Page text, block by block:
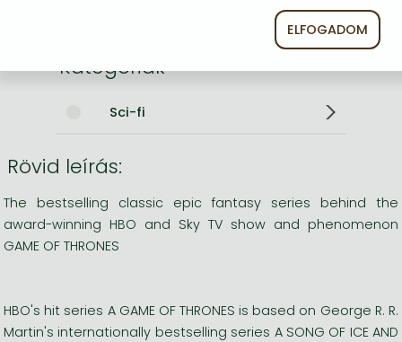
Kategóriák
Sci-fi
Rövid leírás:
The bestselling classic epic fantasy series behind the
award-winning HBO and Sky TV show and phenomenon
GAME OF THRONES
HBO's hit series A GAME OF THRONES is based on George R. R.
Martin's internationally bestselling series A SONG OF ICE AND
ELFOGADOM